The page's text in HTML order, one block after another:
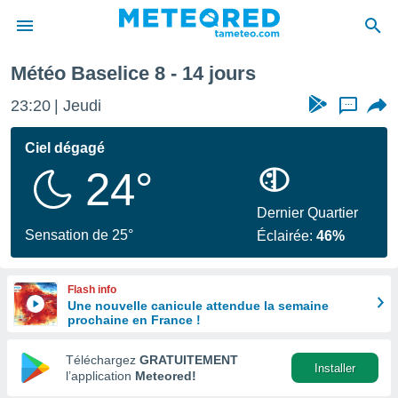
de
en
Météo Baselice 8 - 14 jours
23:20 Jeudi ...
Ciel dégagé
24°
Sensation de 25°
Dernier Quartier
Éclairée:46%
Flash info
Une nouvelle canicule attendue la semaine
prochaine en France !
Téléchargez GRATUITEMENT
l’application Meteored!
Installer